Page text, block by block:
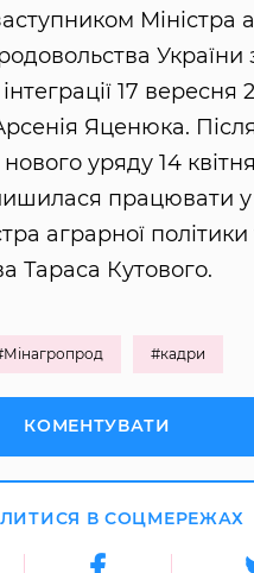
Міністра
України
17 вересня
Яценюка.
уряду 14
працювати у
аграрної політики
Тараса Кутового.
#кадри
КОМЕНТУВАТИ
В СОЦМЕРЕЖАХ